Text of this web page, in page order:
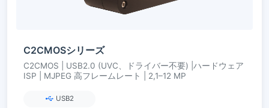
C2CMOSシリーズ
C2CMOS | USB2.0 (UVC、ドライバー不要) |ハードウェア
ISP | MJPEG 高フレームレート | 2,1–12 MP
USB2